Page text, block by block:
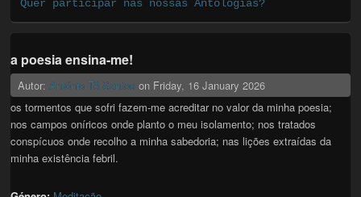
Quer participar nas nossas Antologias?
a poesia ensina-me!
Autor:António Tê Santos on Friday, 16 January 2026
os tormentos que sofri fazem-me acreditar no valor da minha poesia;
nos campos oníricos onde planto o meu isolamento; nos tratados
conspícuos onde recolho a minha sabedoria; nas lições extraídas da
minha existência febril.